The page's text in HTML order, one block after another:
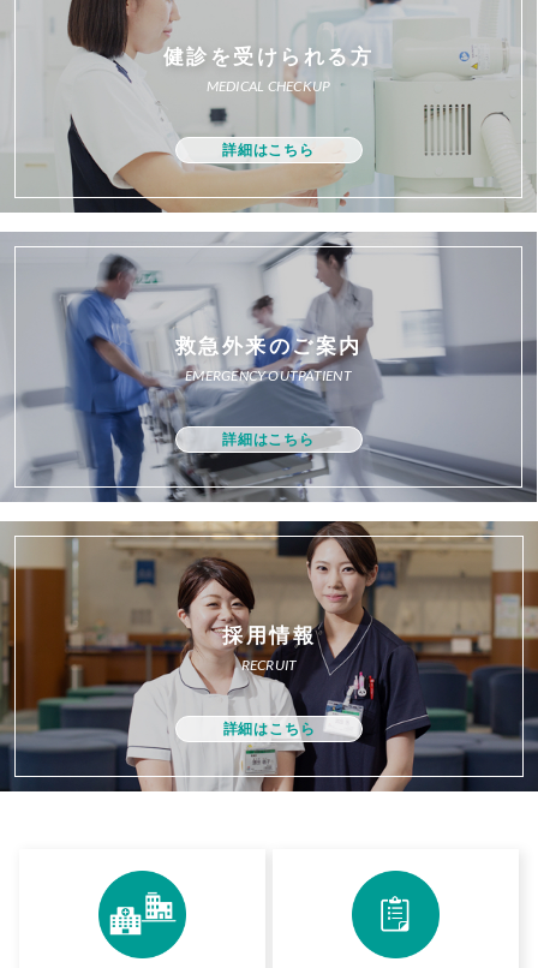
健診を受けられる方
MEDICAL CHECKUP
詳細はこちら
救急外来のご案内
EMERGENCY OUTPATIENT
詳細はこちら
採用情報
RECRUIT
詳細はこちら